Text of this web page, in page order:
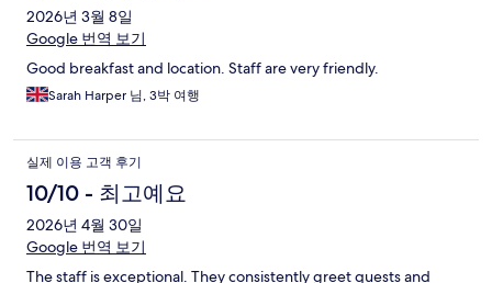
2026년 3월 8일
Google 번역 보기
Good breakfast and location. Staff are very friendly.
Sarah Harper 님, 3박 여행
실제 이용 고객 후기
10/10 - 최고예요
2026년 4월 30일
Google 번역 보기
The staff is exceptional. They consistently greet quests and